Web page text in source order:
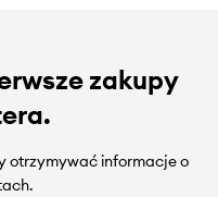
zakupy
otrzymywać informacje o